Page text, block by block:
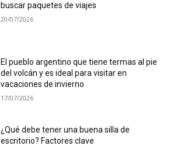
buscar paquetes de viajes
20/07/2026
El pueblo argentino que tiene termas al pie
del volcán y es ideal para visitar en
vacaciones de invierno
17/07/2026
¿Qué debe tener una buena silla de
escritorio? Factores clave